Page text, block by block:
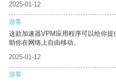
2025-01-12
游客
这款加速器VPM应用程序可以给你
助你在网络上自由移动。
2025-01-12
游客